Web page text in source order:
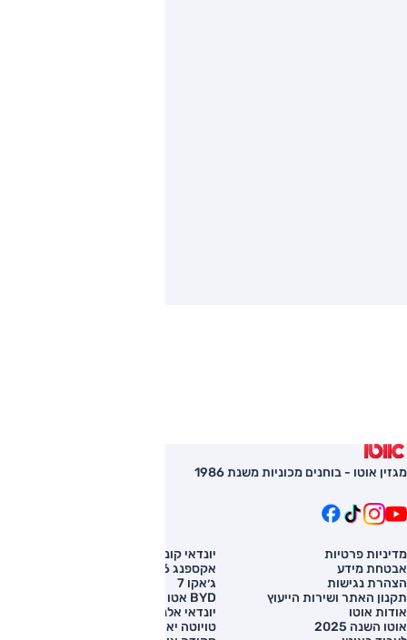
מגזין אוטו - בוחנים מכוניות משנת 1986
מדיניות פרטיות
אבטחת מידע
הצהרת נגישות
תקנון האתר ושירות הייעוץ
אודות אוטו
אוטו השנה 2025
יונדאי קונה
אקספנג G6
ג׳אקו 7
BYD אטו 3
יונדאי אלנטרה
טויוטה יאריס קרוס